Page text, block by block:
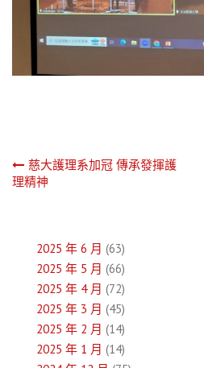
文
覽
慈大護理系加冠 傳承發揮護
理精神
2025 年 6 月 (63)
2025 年 5 月 (66)
2025 年 4 月 (72)
2025 年 3 月 (45)
2025 年 2 月 (14)
2025 年 1 月 (14)